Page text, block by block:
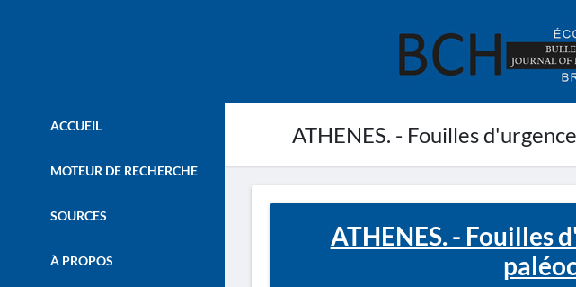
ATHENES. - Fouilles
ACCUEIL
MOTEUR DE RECHERCHE
SOURCES
À PROPOS
ATHENES. - Fouilles